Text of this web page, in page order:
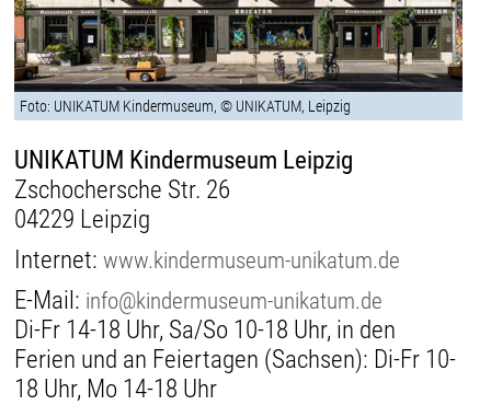
Foto: UNIKATUM Kindermuseum, © UNIKATUM, Leipzig
UNIKATUM Kindermuseum Leipzig
Zschochersche Str. 26
04229 Leipzig
Internet:www.kindermuseum-unikatum.de
E-Mail: info@kindermuseum-unikatum.de
Di-Fr 14-18 Uhr, Sa/So 10-18 Uhr, in den
Ferien und an Feiertagen (Sachsen): Di-Fr 10-
18 Uhr, Mo 14-18 Uhr